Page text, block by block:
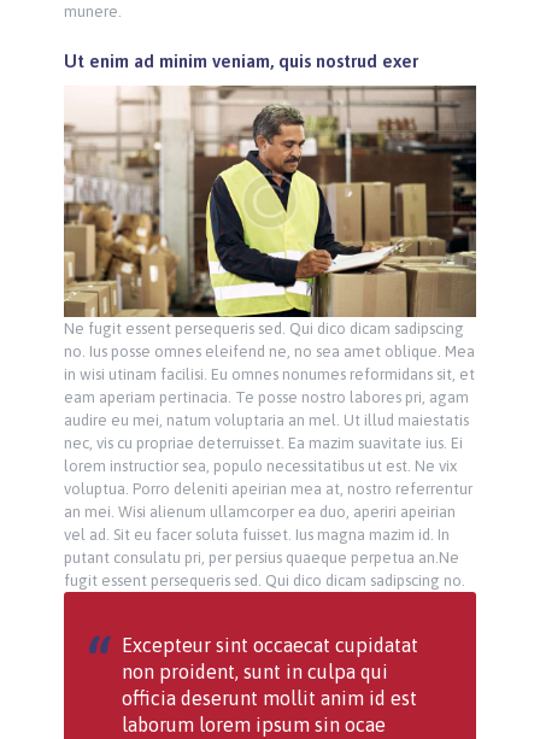
munere.
Ut enim ad minim veniam, quis nostrud exer
Ne fugit essent persequeris sed. Qui dico dicam sadipscing
no. Ius posse omnes eleifend ne, no sea amet oblique. Mea
in wisi utinam facilisi. Eu omnes nonumes reformidans sit, et
eam aperiam pertinacia. Te posse nostro labores pri, agam
audire eu mei, natum voluptaria an mel. Ut illud maiestatis
nec, vis cu propriae deterruisset. Ea mazim suavitate ius. Ei
lorem instructior sea, populo necessitatibus ut est. Ne vix
voluptua. Porro deleniti apeirian mea at, nostro referrentur
an mei. Wisi alienum ullamcorper ea duo, aperiri apeirian
vel ad. Sit eu facer soluta fuisset. Ius magna mazim id. In
putant consulatu pri, per persius quaeque perpetua an.Ne
fugit essent persequeris sed. Qui dico dicam sadipscing no.
Excepteur sint occaecat cupidatat
non proident, sunt in culpa qui
officia deserunt mollit anim id est
laborum lorem ipsum sin ocae